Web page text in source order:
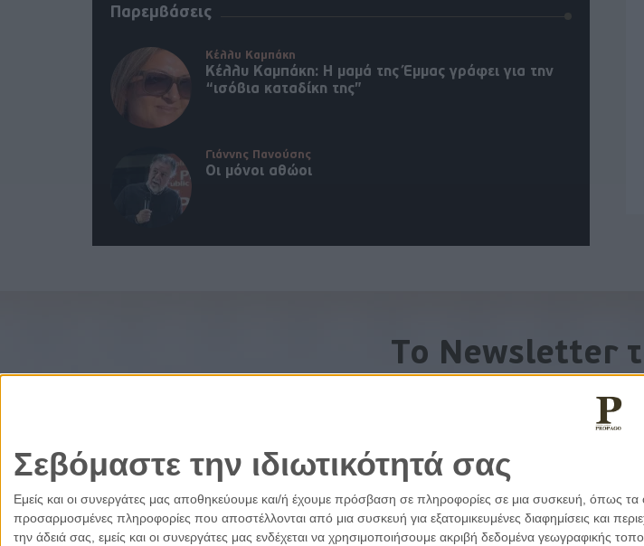
Σεβόμαστε την ιδιωτικότητά σας
Εμείς και οι συνεργάτες μας αποθηκεύουμε και/ή έχουμε πρόσβαση σε πληροφορίες σε μια συσκευή, όπως
προσαρμοσμένες πληροφορίες που αποστέλλονται από μια συσκευή για εξατομικευμένες διαφημίσεις και
την άδειά σας, εμείς και οι συνεργάτες μας ενδέχεται να χρησιμοποιήσουμε ακριβή δεδομένα γεωγραφικής
Παρεμβάσεις
Κέλλυ Καμπάκη
Κέλλυ Καμπάκη: Η μαμά της Έμμας γράφει για την
“ισόβια καταδίκη της”
Γιάννης Πανούσης
Οι μόνοι αθώοι
To Newsletter
Λάβετε την ανάλυση της